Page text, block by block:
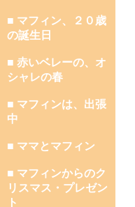
■ マフィン、２０歳
の誕生日
■ 赤いベレーの、オ
シャレの春
■ マフィンは、出張
中
■ ママとマフィン
■ マフィンからのク
リスマス・プレゼン
ト